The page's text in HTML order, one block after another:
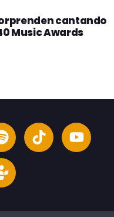
cantando
Music Awards